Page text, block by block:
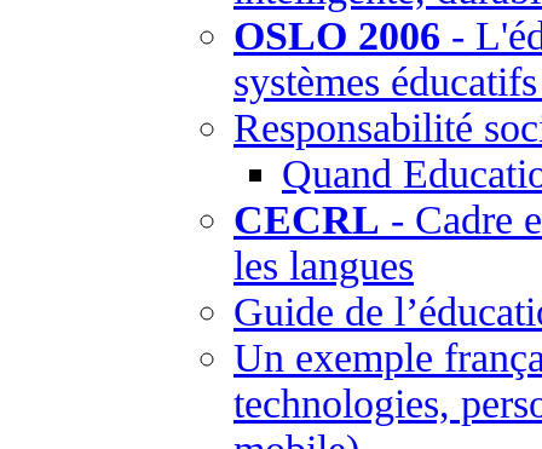
OSLO 2006 -
systèmes
Responsabilité
Quand
CECRL - Cadre
les langues
Guide de
Un exemple
technologies,